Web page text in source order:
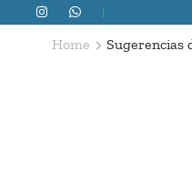
Home Sugerencias